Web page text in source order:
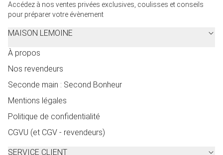
Accédez à nos ventes privées exclusives, coulisses et conseils
pour préparer votre évènement
MAISON LEMOINE
À propos
Nos revendeurs
Seconde main : Second Bonheur
Mentions légales
Politique de confidentialité
CGVU (et CGV - revendeurs)
SERVICE CLIENT